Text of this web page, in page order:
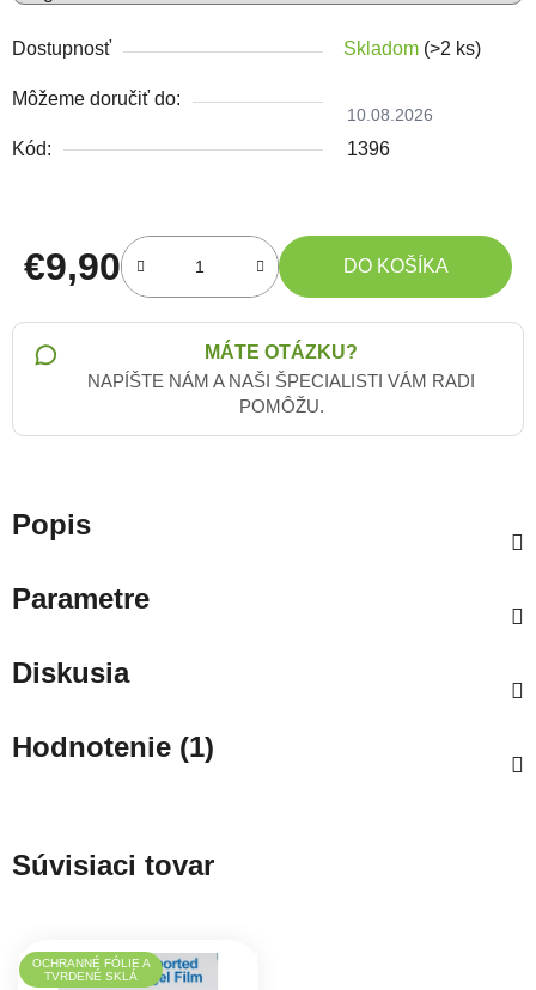
Dostupnosť Skladom (>2 ks)
Môžeme doručiť do:
10.08.2026
Kód: 1396
€9,90
Jednotková cena:
DO KOŠÍKA
MÁTE OTÁZKU?
NAPÍŠTE NÁM A NAŠI ŠPECIALISTI VÁM RADI
POMÔŽU.
Popis
Parametre
Diskusia
Hodnotenie (1)
Súvisiaci tovar
OCHRANNÉ FÓLIE A
TVRDENÉ SKLÁ